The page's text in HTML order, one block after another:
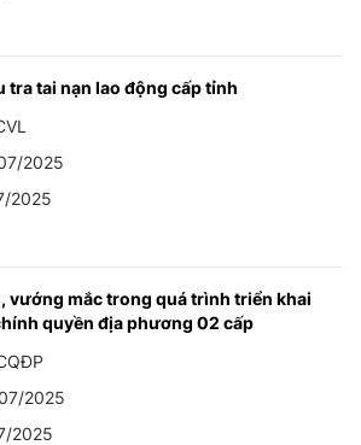
tra tai nạn lao động cấp tỉnh
2025
2025
vướng mắc trong quá trình triển khai
quyền địa phương 02 cấp
2025
2025